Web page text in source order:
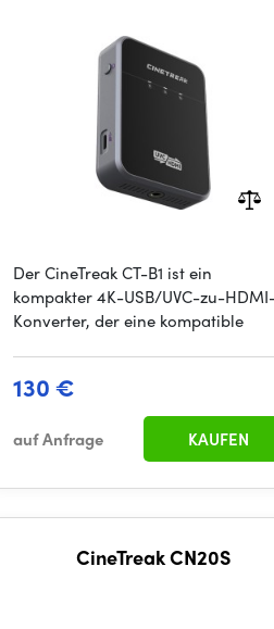
Der CineTreak CT-B1 ist ein
kompakter 4K-USB/UVC-zu-
Konverter, der eine kompatible
130 €
auf Anfrage KAUFEN
CineTreak CN20S